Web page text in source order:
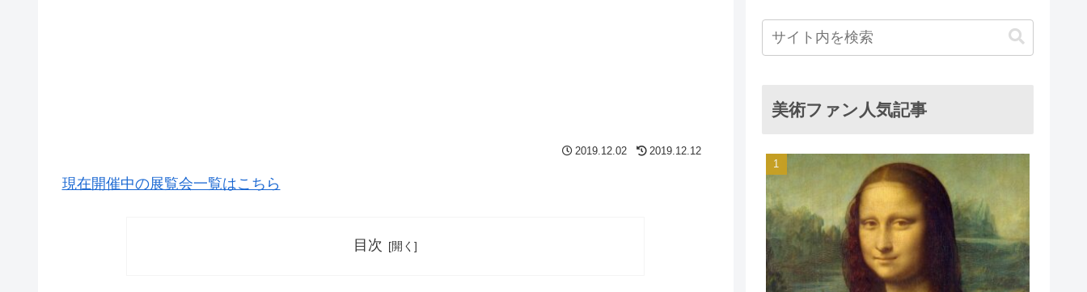
2019.12.02 2019.12.12
現在開催中の展覧会一覧はこちら
目次
美術ファン人気記事